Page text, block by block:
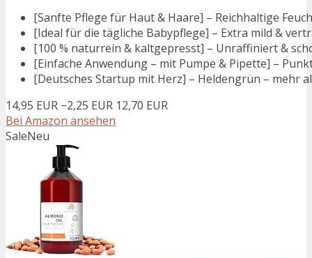
[Sanfte Pflege für Haut & Haare] – Reichhaltige
[Ideal für die tägliche Babypflege] – Extra mild &
[100 % naturrein & kaltgepresst] – Unraffiniert &
[Einfache Anwendung – mit Pumpe & Pipette] –
[Deutsches Startup mit Herz] – Heldengrün – mehr
14,95 EUR −2,25 EUR 12,70 EUR
Bei Amazon ansehen
SaleNeu